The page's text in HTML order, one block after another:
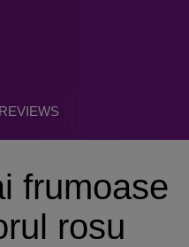
REVIEWS
frumoase
rosu